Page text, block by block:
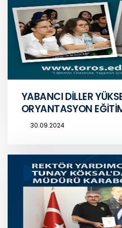
YABANCI DİLLER
ORYANTASYON
30.09.2024